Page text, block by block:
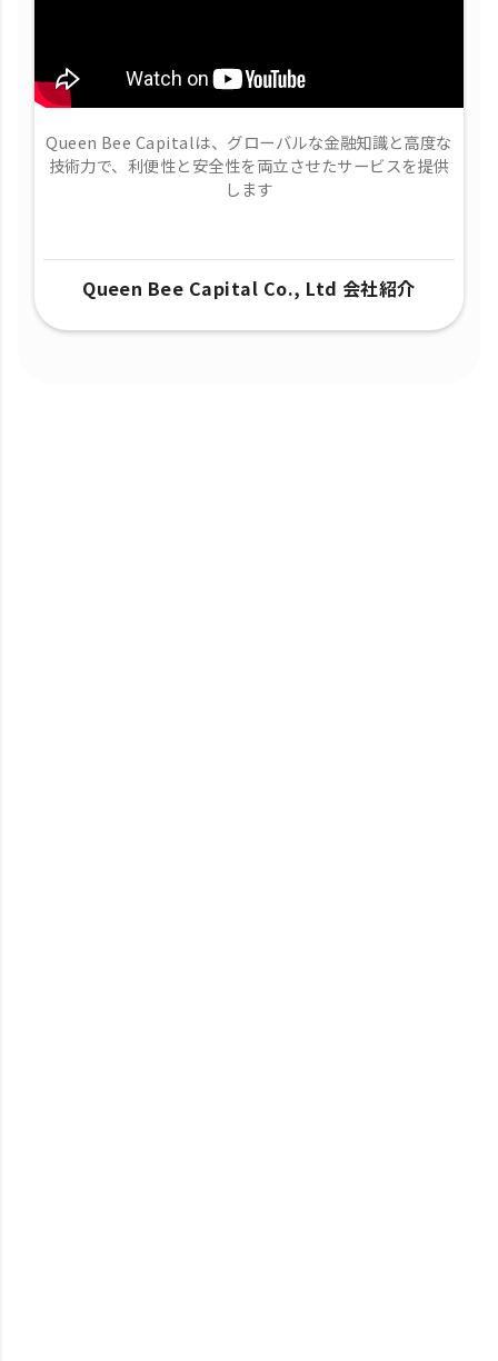
Queen Bee Capitalは、グローバルな金融知識と高度な
技術力で、​利便性と安全性を両立させたサービスを提供
します
Queen Bee Capital Co., Ltd 会社紹介